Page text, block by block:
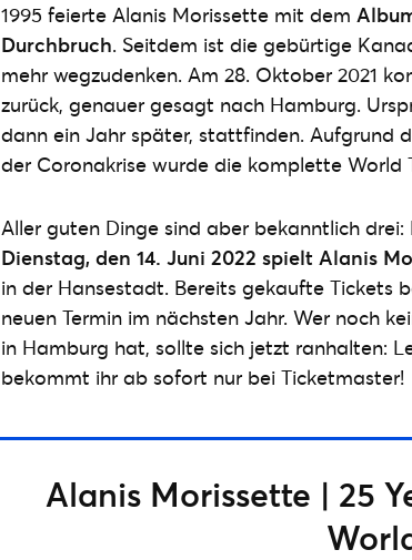
1995 feierte Alanis Morissette mit dem
Durchbruch. Seitdem ist die gebürtige
mehr wegzudenken. Am 28. Oktober 2021
zurück, genauer gesagt nach Hamburg.
dann ein Jahr später, stattfinden. Aufgrund
der Coronakrise wurde die komplette World
Aller guten Dinge sind aber bekanntlich
Dienstag, den 14. Juni 2022 spielt Alanis
in der Hansestadt. Bereits gekaufte Tickets
neuen Termin im nächsten Jahr. Wer noch
in Hamburg hat, sollte sich jetzt ranhalten:
bekommt ihr ab sofort nur bei Ticketmaster!
Alanis Morissette | 25